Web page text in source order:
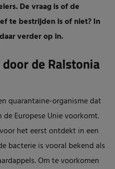
De vraag is of de
te bestrijden is of niet? In
verder op in.
de Ralstonia
quarantaine-organisme dat
Europese Unie voorkomt.
het eerst ontdekt in een
bacterie is vooral bekend als
Om te voorkomen